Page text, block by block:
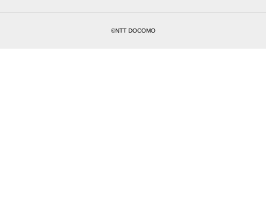
©NTT DOCOMO